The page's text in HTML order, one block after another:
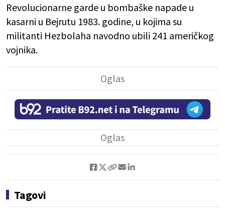
Revolucionarne garde u bombaške napade u
kasarni u Bejrutu 1983. godine, u kojima su
militanti Hezbolaha navodno ubili 241 američkog
vojnika.
Tagovi